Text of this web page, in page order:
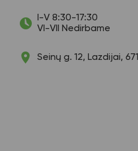
I-V 8:30-17:30
VI-VII Nedirbame
Seinų g. 12, Lazdijai,